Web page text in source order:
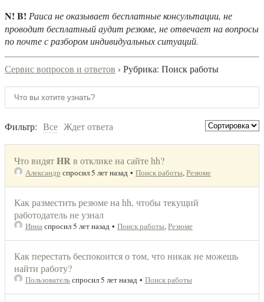
N! B! Раиса не оказывает бесплатные консультации, не
проводит бесплатный аудит резюме, не отвечает на вопросы
по почте с разбором индивидуальных ситуаций.
Сервис вопросов и ответов › Рубрика: Поиск работы
Фильтр: Все Ждет ответа
Что видятHR в отклике на сайте hh?
Александр спросил 5 лет назад • Поиск работы, Резюме
Как разместить резюме на hh, чтобы текущий
работодатель не узнал
Инна спросил 5 лет назад • Поиск работы, Резюме
Как перестать беспокоится о том, что никак не можешь
найти работу?
Пользовательспросил 5 лет назад • Поиск работы